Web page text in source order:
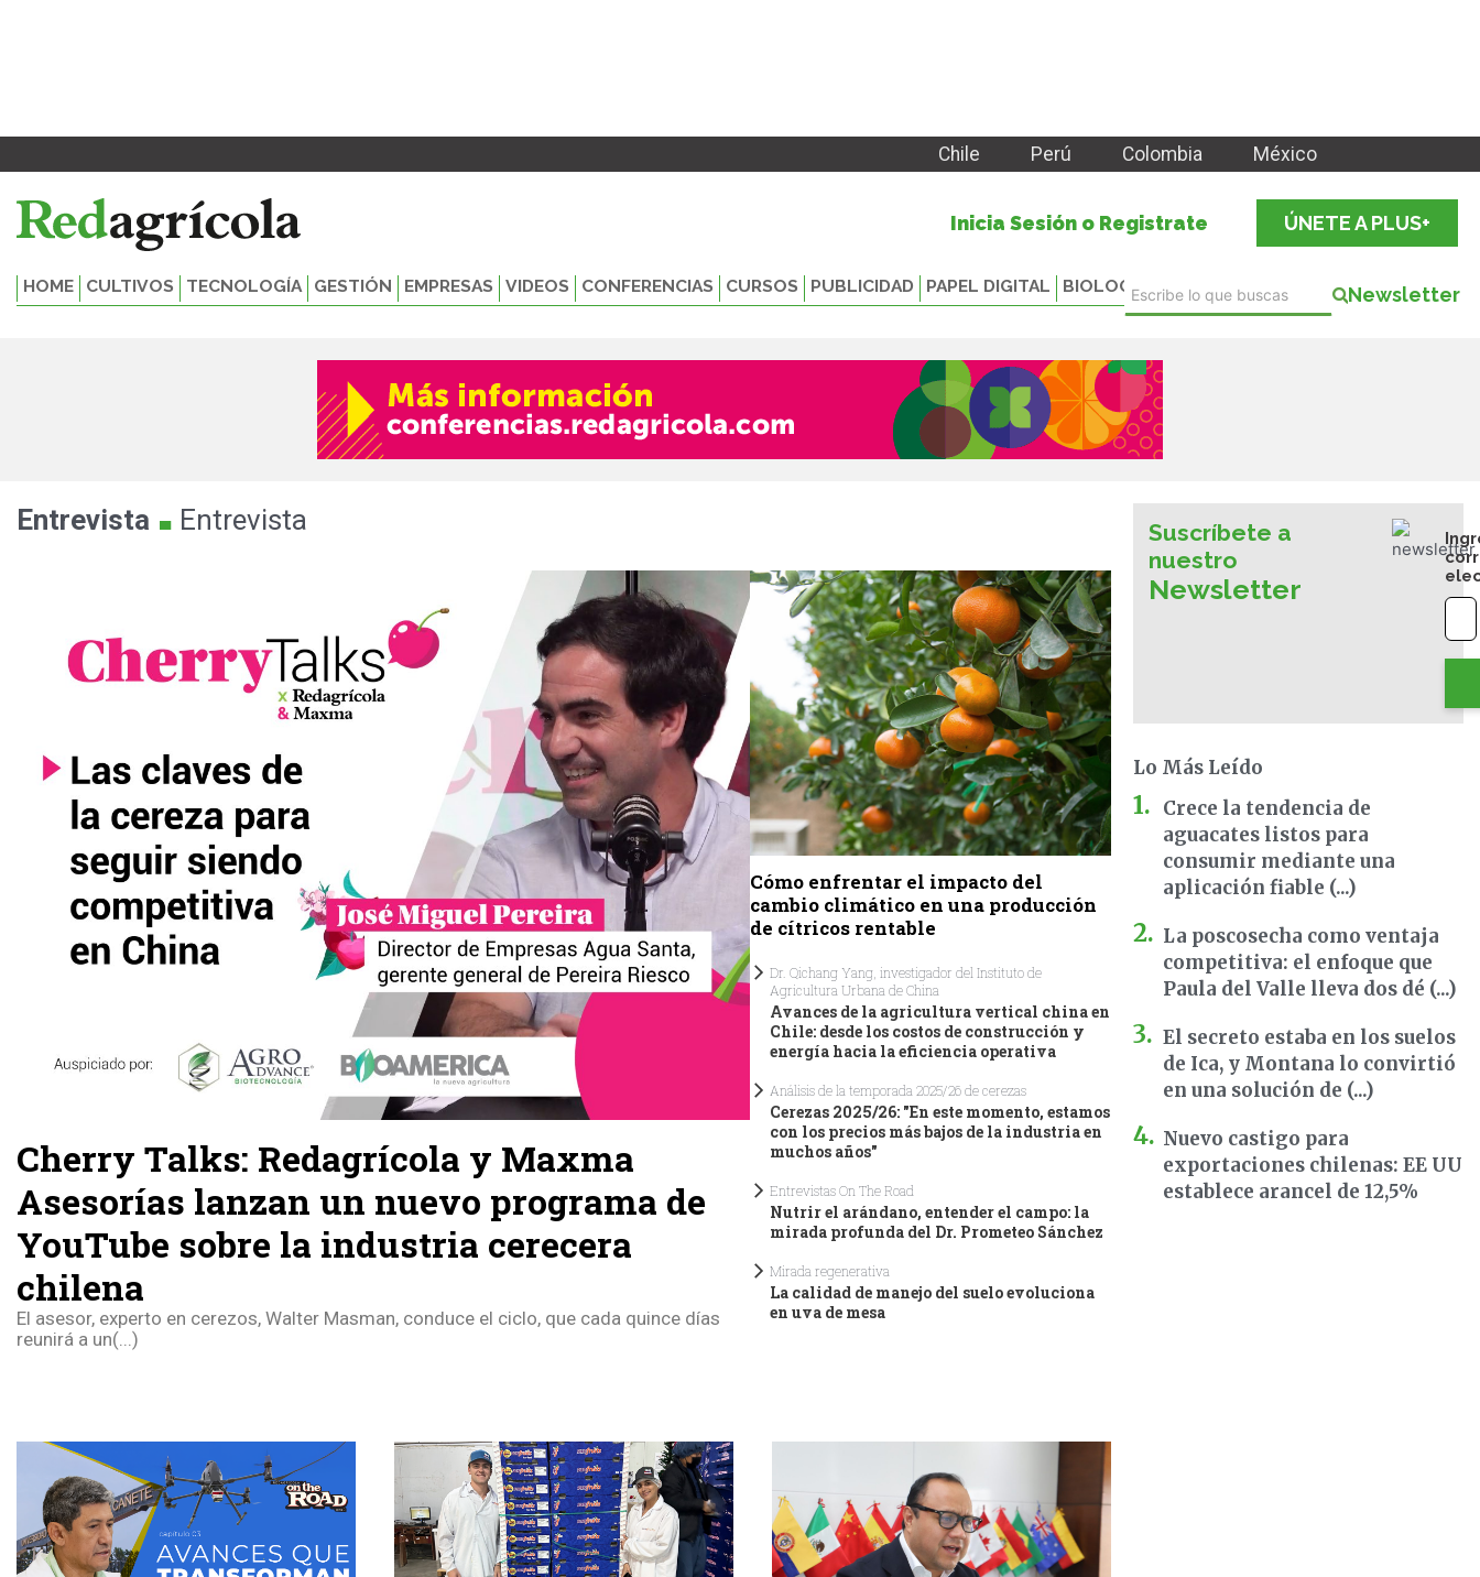
Chile Perú Colombia México
Inicia Sesión o Registrate ÚNETE A PLUS+
HOME CULTIVOS TECNOLOGÍA GESTIÓN EMPRESAS VIDEOS CONFERENCIAS CURSOS PUBLICIDAD PAPEL DIGITAL BIOLOGICALS Newsletter
Entrevista . Entrevista
Cherry Talks: Redagrícola y Maxma
Asesorías lanzan un nuevo programa de
YouTube sobre la industria cerecera
chilena
El asesor, experto en cerezos, Walter Masman, conduce el ciclo, que cada quince días
reunirá a un(...)
Cómo enfrentar el impacto del
cambio climático en una producción
de cítricos rentable
Dr. Qichang Yang, investigador del Instituto de
Agricultura Urbana de China
Avances de la agricultura vertical china en
Chile: desde los costos de construcción y
energía hacia la eficiencia operativa
Análisis de la temporada 2025/26 de cerezas
Cerezas 2025/26: "En este momento, estamos
con los precios más bajos de la industria en
muchos años"
Entrevistas On The Road
Nutrir el arándano, entender el campo: la
mirada profunda del Dr. Prometeo Sánchez
Mirada regenerativa
La calidad de manejo del suelo evoluciona
en uva de mesa
Suscríbete a
nuestro
Newsletter
Lo Más Leído
Crece la tendencia de
aguacates listos para
consumir mediante una
aplicación fiable (...)
La poscosecha como ventaja
competitiva: el enfoque que
Paula del Valle lleva dos dé (...)
El secreto estaba en los suelos
de Ica, y Montana lo convirtió
en una solución de (...)
Nuevo castigo para
exportaciones chilenas: EE UU
establece arancel de 12,5%